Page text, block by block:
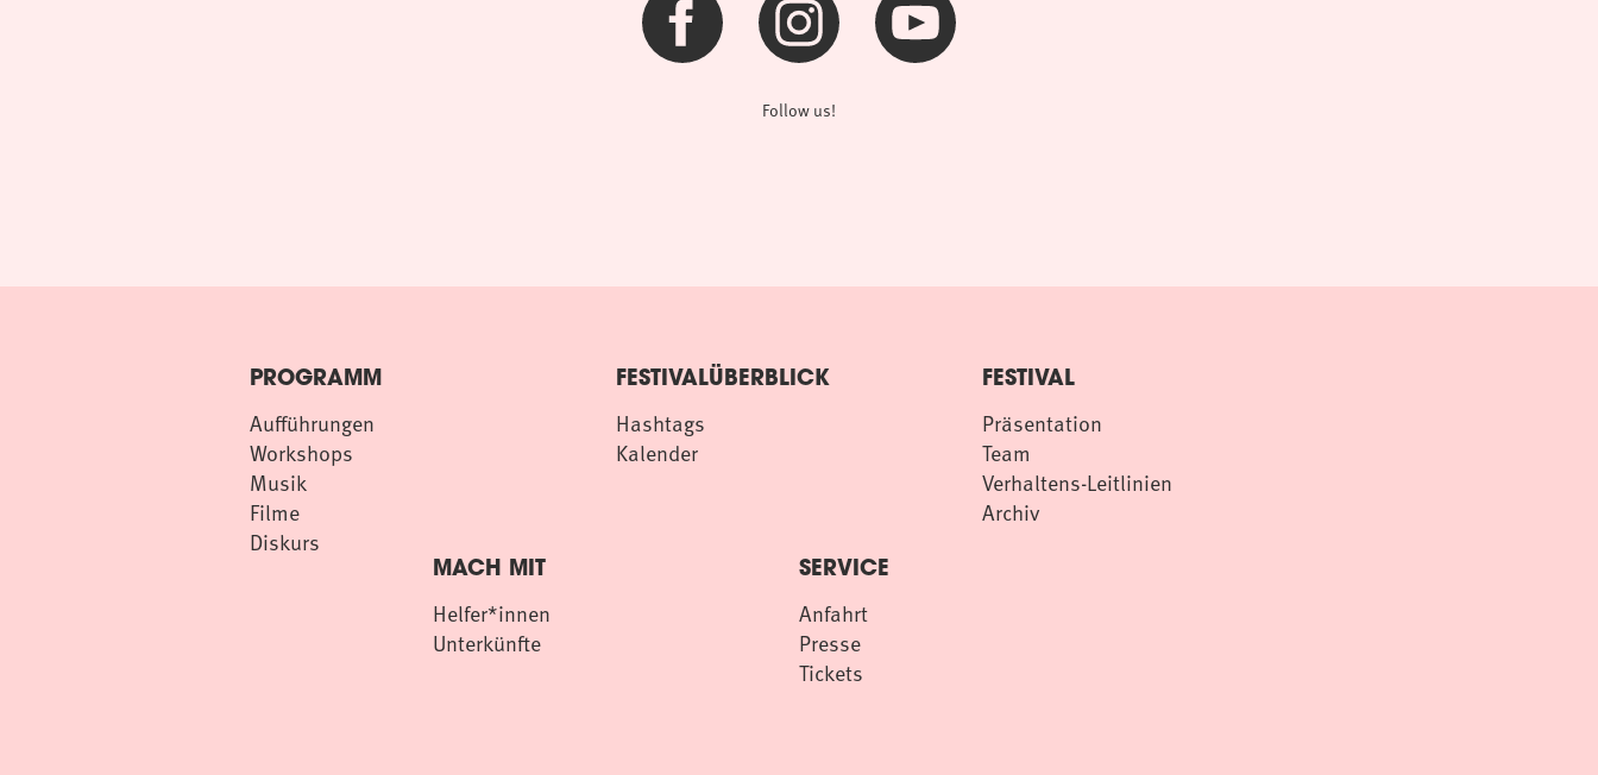
Follow us!
PROGRAMM
Aufführungen
Workshops
Musik
Filme
Diskurs
FESTIVALÜBERBLICK
Hashtags
Kalender
FESTIVAL
Präsentation
Team
Verhaltens-Leitlinien
Archiv
MACH MIT
Helfer*innen
Unterkünfte
SERVICE
Anfahrt
Presse
Tickets